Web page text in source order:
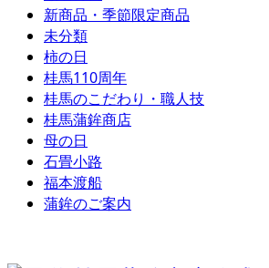
新商品・季節限定商品
未分類
柿の日
桂馬110周年
桂馬のこだわり・職人技
桂馬蒲鉾商店
母の日
石畳小路
福本渡船
蒲鉾のご案内